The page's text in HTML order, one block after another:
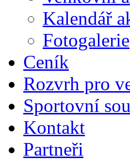
Kalendář
Fotogalerie
Ceník
Rozvrh pro
Sportovní
Kontakt
Partneři